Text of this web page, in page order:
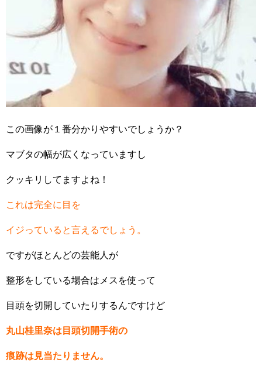
この画像が１番分かりやすいでしょうか？
マブタの幅が広くなっていますし
クッキリしてますよね！
これは完全に目を
イジっていると言えるでしょう。
ですがほとんどの芸能人が
整形をしている場合はメスを使って
目頭を切開していたりするんですけど
丸山桂里奈は目頭切開手術の
痕跡は見当たりません。